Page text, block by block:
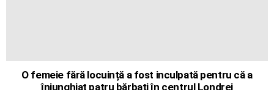
O femeie fără locuință a fost inculpată pentru că a
înjunghiat patru bărbați în centrul Londrei